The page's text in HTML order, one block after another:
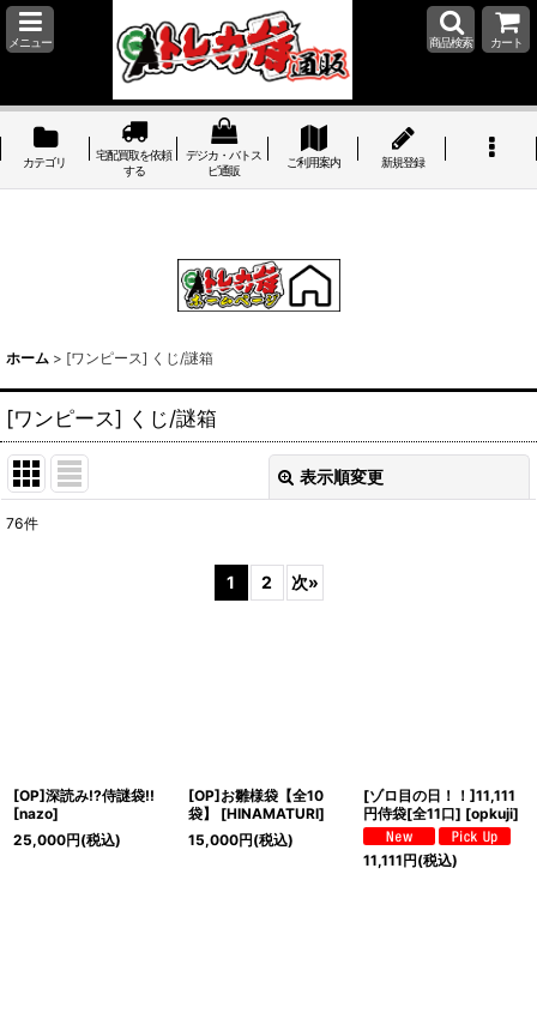
メニュー 商品検索 カート
カテゴリ
宅配買取を依頼
する
デジカ・バトス
ピ通販
ご利用案内 新規登録
ホーム > [ワンピース] くじ/謎箱
[ワンピース] くじ/謎箱
表示順変更
サブカテゴリ
76件
1 2 次»
[OP]深読み!?侍謎袋!!
[nazo]
25,000円(税込)
[OP]お雛様袋【全10
袋】
[HINAMATURI]
15,000円(税込)
[ゾロ目の日！！]11,111
円侍袋[全11口] [opkuji]
11,111円(税込)